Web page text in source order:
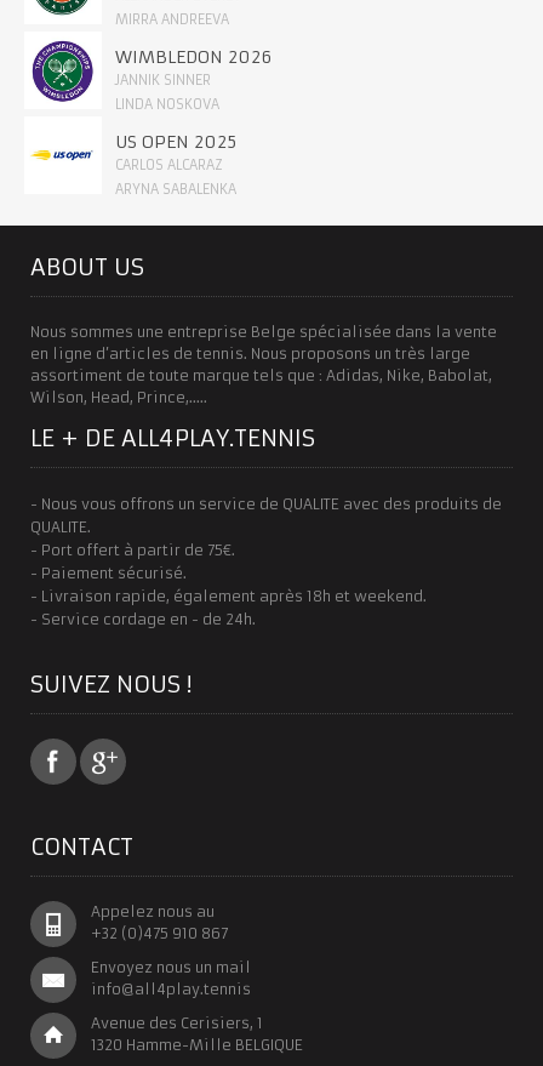
MIRRA ANDREEVA
WIMBLEDON 2026
JANNIK SINNER
LINDA NOSKOVA
US OPEN 2025
CARLOS ALCARAZ
ARYNA SABALENKA
ABOUT US
Nous sommes une entreprise Belge spécialisée dans la vente
en ligne d’articles de tennis. Nous proposons un très large
assortiment de toute marque tels que : Adidas, Nike, Babolat,
Wilson, Head, Prince,…..
LE + DE ALL4PLAY.TENNIS
- Nous vous offrons un service de QUALITE avec des produits de
QUALITE.
- Port offert à partir de 75€.
- Paiement sécurisé.
- Livraison rapide, également après 18h et weekend.
- Service cordage en - de 24h.
SUIVEZ NOUS !
CONTACT
Appelez nous au
+32 (0)475 910 867
Envoyez nous un mail
info@all4play.tennis
Avenue des Cerisiers, 1
1320 Hamme-Mille BELGIQUE